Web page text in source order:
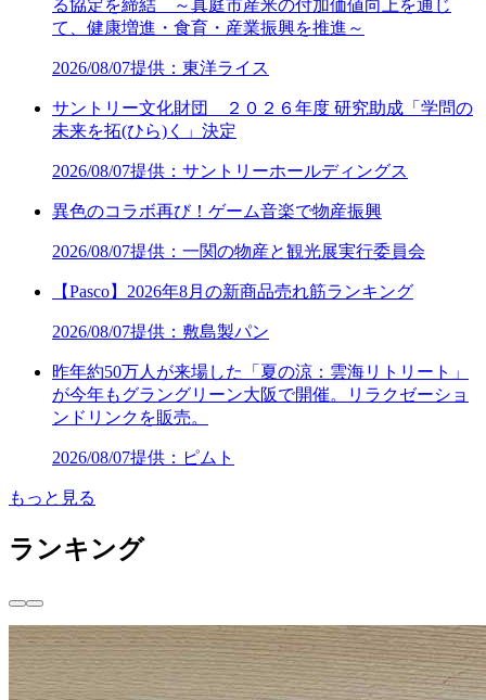
る協定を締結 ～真庭市産米の付加価値向上を通じ
て、健康増進・食育・産業振興を推進～
2026/08/07提供：東洋ライス
サントリー文化財団 ２０２６年度 研究助成「学問の
未来を拓(ひら)く」決定
2026/08/07提供：サントリーホールディングス
異色のコラボ再び！ゲーム音楽で物産振興
2026/08/07提供：一関の物産と観光展実行委員会
【Pasco】2026年8月の新商品売れ筋ランキング
2026/08/07提供：敷島製パン
昨年約50万人が来場した「夏の涼：雲海リトリート」
が今年もグラングリーン大阪で開催。リラクゼーショ
ンドリンクを販売。
2026/08/07提供：ピムト
もっと見る
ランキング